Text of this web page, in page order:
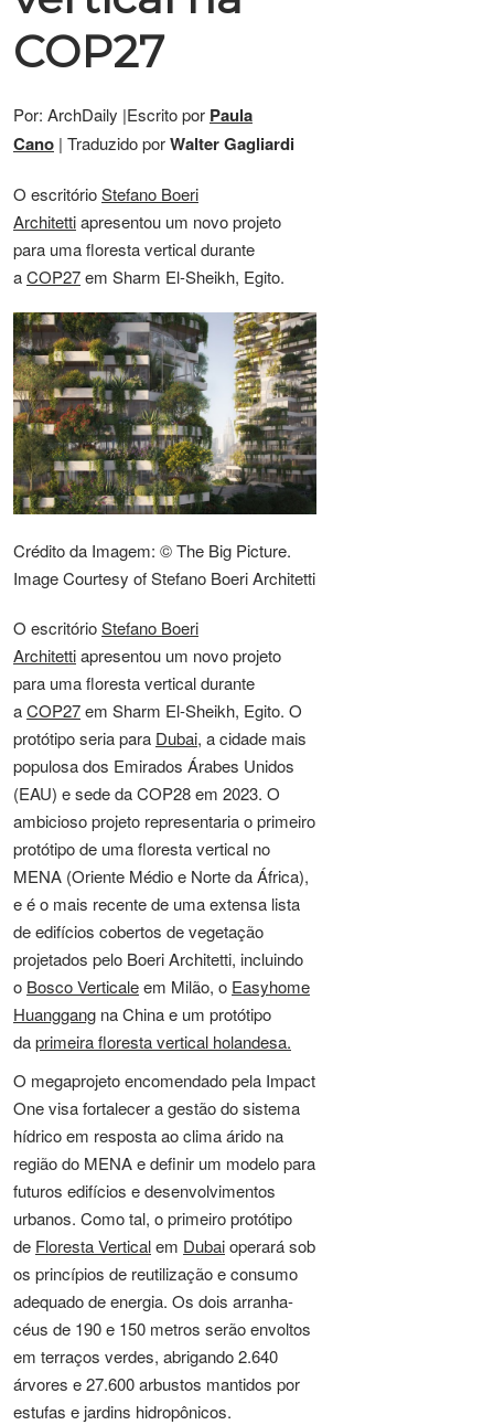
COP27
Por: ArchDaily |Escrito por Paula
Cano | Traduzido porWalter Gagliardi
O escritórioStefano Boeri
Architettiapresentou um novo projeto
para uma floresta vertical durante
aCOP27em Sharm El-Sheikh, Egito.
Crédito da Imagem: © The Big Picture.
Image Courtesy of Stefano Boeri Architetti
O escritórioStefano Boeri
Architettiapresentou um novo projeto
para uma floresta vertical durante
aCOP27em Sharm El-Sheikh, Egito. O
protótipo seria para Dubai, a cidade mais
populosa dos Emirados Árabes Unidos
(EAU) e sede da COP28 em 2023. O
ambicioso projeto representaria o primeiro
protótipo de uma floresta vertical no
MENA (Oriente Médio e Norte da África),
e é o mais recente de uma extensa lista
de edifícios cobertos de vegetação
projetados pelo Boeri Architetti, incluindo
o Bosco Verticaleem Milão, o Easyhome
Huanggang na China e um protótipo
daprimeira floresta vertical holandesa.
O megaprojeto encomendado pela Impact
One visa fortalecer a gestão do sistema
hídrico em resposta ao clima árido na
região do MENA e definir um modelo para
futuros edifícios e desenvolvimentos
urbanos. Como tal, o primeiro protótipo
de Floresta Verticalem Dubaioperará sob
os princípios de reutilização e consumo
adequado de energia. Os dois arranha-
céus de 190 e 150 metros serão envoltos
em terraços verdes, abrigando 2.640
árvores e 27.600 arbustos mantidos por
estufas e jardins hidropônicos.